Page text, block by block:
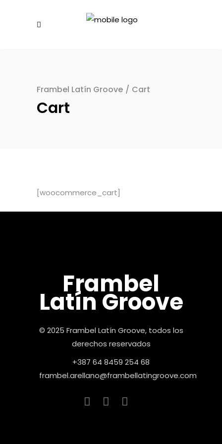
Frambel Latín Groove / Cart
Cart
[woocommerce_cart]
Frambel
Latín Groove
© 2025 Frambel Latín Groove, todos los
derechos reservados
+387 64 8459 254 68
frambel.arellano@frambellatingroove.com